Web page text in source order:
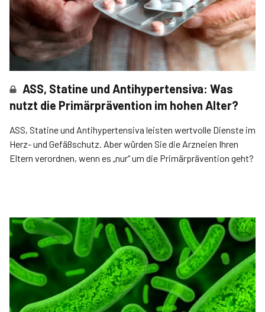
ASS, Statine und Antihypertensiva: Was
nutzt die Primärprävention im hohen Alter?
ASS, Statine und Antihypertensiva leisten wertvolle Dienste im
Herz- und Gefäßschutz. Aber würden Sie die Arzneien Ihren
Eltern verordnen, wenn es „nur“ um die Primärprävention geht?